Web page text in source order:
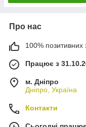
Про нас
100% позитивних
Працює з
м. Дніпро
Дніпро, Україна
Контакти